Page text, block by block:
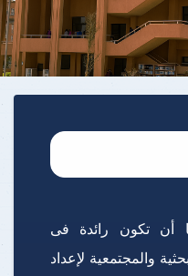
أن تكون رائدة فى
والمجتمعية لإعداد